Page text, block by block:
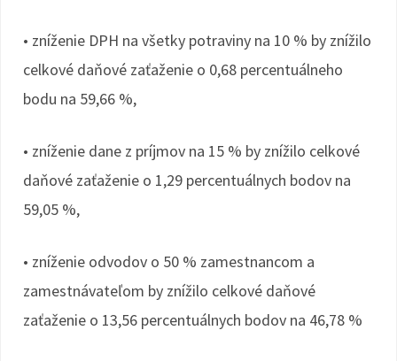
• zníženie DPH na všetky potraviny na 10 % by znížilo
celkové daňové zaťaženie o 0,68 percentuálneho
bodu na 59,66 %,
• zníženie dane z príjmov na 15 % by znížilo celkové
daňové zaťaženie o 1,29 percentuálnych bodov na
59,05 %,
• zníženie odvodov o 50 % zamestnancom a
zamestnávateľom by znížilo celkové daňové
zaťaženie o 13,56 percentuálnych bodov na 46,78 %